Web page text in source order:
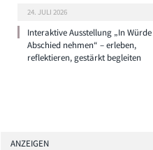
24. JULI 2026
Interaktive Ausstellung „In Würde
Abschied nehmen“ – erleben,
reflektieren, gestärkt begleiten
ANZEIGEN